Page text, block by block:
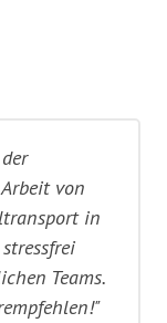
von
in
Teams.